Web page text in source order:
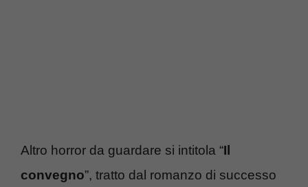
Altro horror da guardare si intitola “Il
convegno”, tratto dal romanzo di successo